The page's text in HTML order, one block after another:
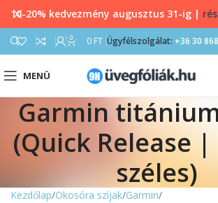
0 0 FT Ügyfélszolgálat: +36 30
MENÜ
Garmin
(Quick Release
széles)
Kezdőlap Okosóra szíjak Garmin
10-20% kedvezmény augusztus 31-ig |